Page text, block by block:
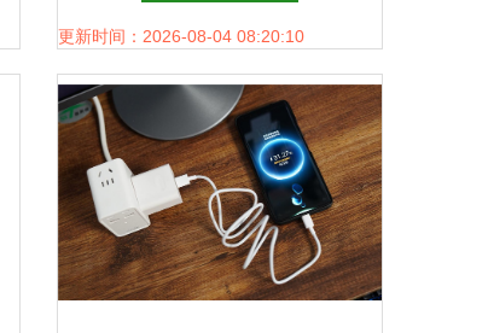
更新时间：2026-08-04 08:20:10